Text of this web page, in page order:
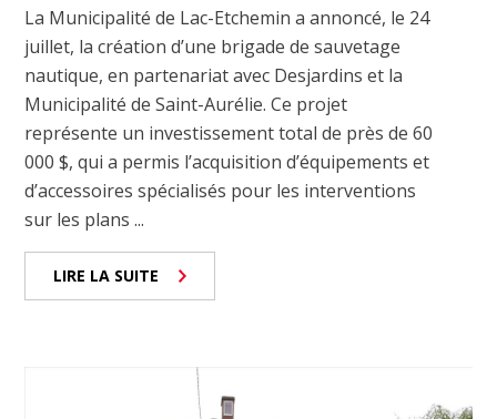
La Municipalité de Lac-Etchemin a annoncé, le 24
juillet, la création d’une brigade de sauvetage
nautique, en partenariat avec Desjardins et la
Municipalité de Saint-Aurélie. Ce projet
représente un investissement total de près de 60
000 $, qui a permis l’acquisition d’équipements et
d’accessoires spécialisés pour les interventions
sur les plans ...
LIRE LA SUITE